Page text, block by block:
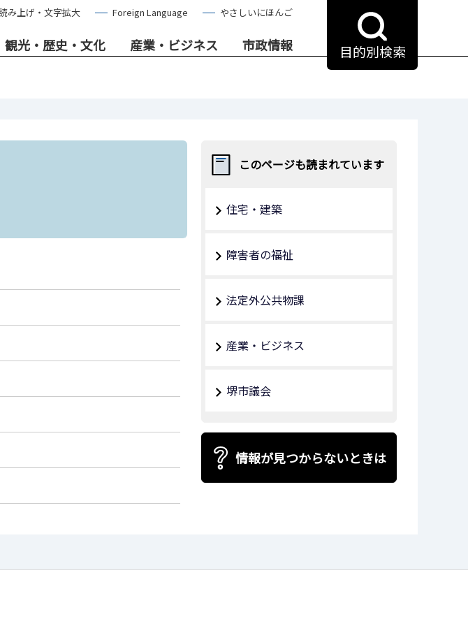
み上げ・文字拡大 Foreign Language やさしいにほんご
観光・歴史・文化 産業・ビジネス 市政情報 目的別検索
このページも読まれています
住宅・建築
障害者の福祉
法定外公共物課
産業・ビジネス
堺市議会
情報が見つからないときは